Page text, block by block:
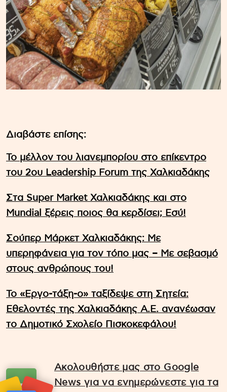
Διαβάστε επίσης:
Το μέλλον του λιανεμπορίου στο επίκεντρο
του 2ου Leadership Forum της Χαλκιαδάκης
Στα Super Market Χαλκιαδάκης και στο
Mundial ξέρεις ποιος θα κερδίσει; Εσύ!
Σούπερ Μάρκετ Χαλκιαδάκης: Με
υπερηφάνεια για τον τόπο μας – Με σεβασμό
στους ανθρώπους του!
Το «Εργο-τάξη-ο» ταξίδεψε στη Σητεία:
Εθελοντές της Χαλκιαδάκης Α.Ε. ανανέωσαν
το Δημοτικό Σχολείο Πισκοκεφάλου!
Ακολουθήστε μας στο Google
News για να ενημερώνεστε για τα